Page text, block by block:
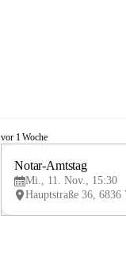
V
vor 1 Woche
Notar-Amtstag
Mi., 11. Nov., 15:30